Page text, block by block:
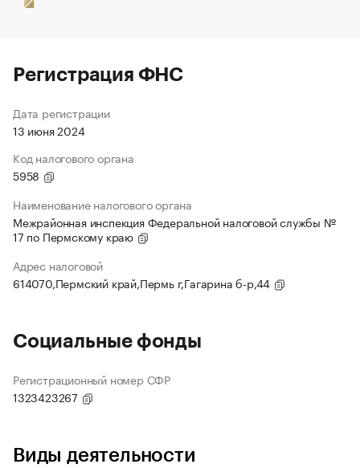
Регистрация ФНС
Дата регистрации
13 июня 2024
Код налогового органа
5958
Наименование налогового органа
Межрайонная инспекция Федеральной налоговой службы №
17 по Пермскому краю
Адрес налоговой
614070,Пермский край,Пермь г,Гагарина б-р,44
Социальные фонды
Регистрационный номер СФР
1323423267
Виды деятельности